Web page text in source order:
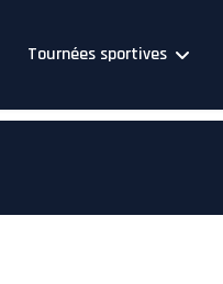
Tournées sportives